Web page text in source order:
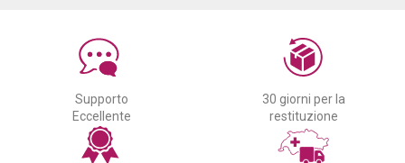
Supporto
Eccellente
30 giorni per la
restituzione